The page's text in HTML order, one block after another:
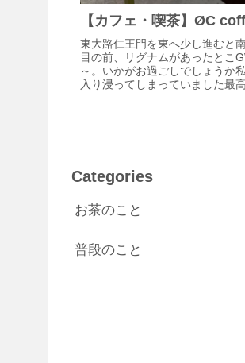
【カフェ・喫茶】ØC
東大路仁王門を東へ少し進むと
目の前、リグナムがあったとこ
～。いかがお過ごしでしょうか
入り浸ってしまっていました最
Categories
お茶のこと
普段のこと